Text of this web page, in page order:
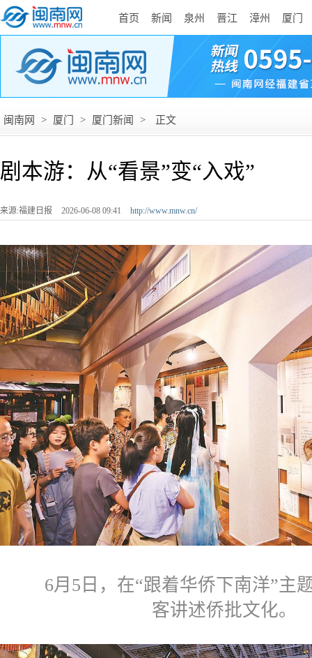
首页 新闻 泉州 晋江 漳州 厦门
闽南网 > 厦门 > 厦门新闻 > 正文
剧本游：从“看景”变“入戏”
来源:福建日报 2026-06-08 09:41 http://www.mnw.cn/
6月5日，在“跟着华侨下南洋”主
客讲述侨批文化。